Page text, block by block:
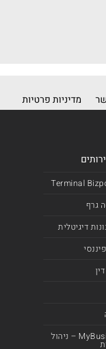
מדיניות פרטיות
גרף
דיגיטלית
MyBusiness CRM – ניהול